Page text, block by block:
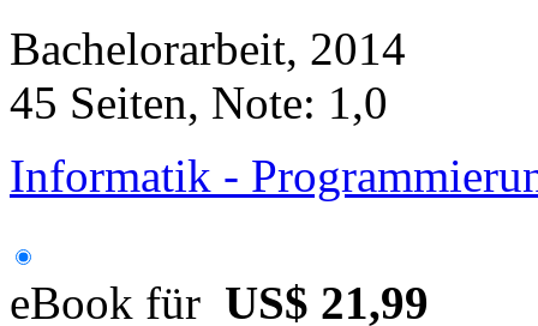
Bachelorarbeit, 2014
45 Seiten, Note: 1,0
Informatik -
eBook für US$ 21,99